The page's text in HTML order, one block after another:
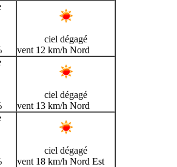
ciel dégagé
vent 12 km/h Nord
ciel dégagé
vent 13 km/h Nord
ciel dégagé
vent 18 km/h Nord Est